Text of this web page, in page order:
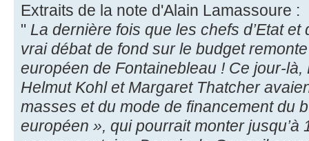
Extraits de la note d'Alain Lamassoure :
" La dernière fois que les chefs d’Etat
vrai débat de fond sur le budget
européen de Fontainebleau ! Ce jour-
Helmut Kohl et Margaret Thatcher
masses et du mode de financement du
européen », qui pourrait monter jusqu’à